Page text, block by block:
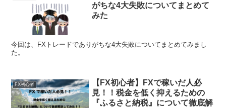
がちな4大失敗についてまとめて
みた
今回は、FXトレードでありがちな4大失敗についてまとめてみまし
た。
FX初心者
【FX初心者】FXで稼いだ人必
見！！税金を低く抑えるための
『ふるさと納税』について徹底解